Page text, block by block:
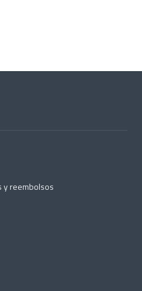
y reembolsos